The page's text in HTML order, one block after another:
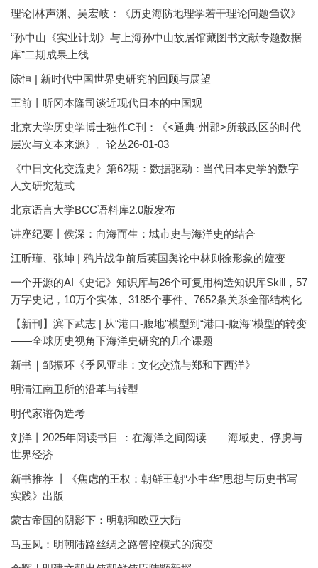
理论|林声渊、吴宏岐：《历史海防地理学若干理论问题刍议》
“孙中山《实业计划》与上海孙中山故居馆藏图书文献专题数据
库”二期成果上线
陈恒 | 新时代中国世界史研究的回顾与展望
王前丨听冈本隆司谈近现代日本的中国观
北京大学历史学博士独作C刊：《<通典·州郡>所载政区的时代
层次与文本来源》。论丛26-01-03
《中日文化交流史》第62期：数据驱动：当代日本史学的数字
人文研究范式
北京语言大学BCC语料库2.0版发布
讲座纪要丨侯深：向海而生：城市史与海洋史的结合
江昕瑾、张坤 | 鸦片战争前后英国舆论中林则徐形象的嬗变
一个开源的AI《史记》知识库与26个可复用构造知识库Skill，57
万字史记，10万个实体、3185个事件、7652条关系全部结构化
【新刊】滨下武志 | 从“港口-腹地”模型到“港口-腹海”模型的转变
——全球历史视角下海洋史研究的几个课题
新书｜邹振环《季风亚非：文化交流与郑和下西洋》
明清江南卫所的沿革与转型
明代家谱伪造考
刘洋丨2025年阅读书目 ：在海洋之间阅读——海域史、俘虏与
世界经济
新书推荐 丨《焦虑的王权：朝鲜王朝“小中华”思想与历史书写
实践》出版
蒙古帝国的阴影下：明朝和欧亚大陆
马玉凤：明朝陆路丝绸之路管控模式的演变